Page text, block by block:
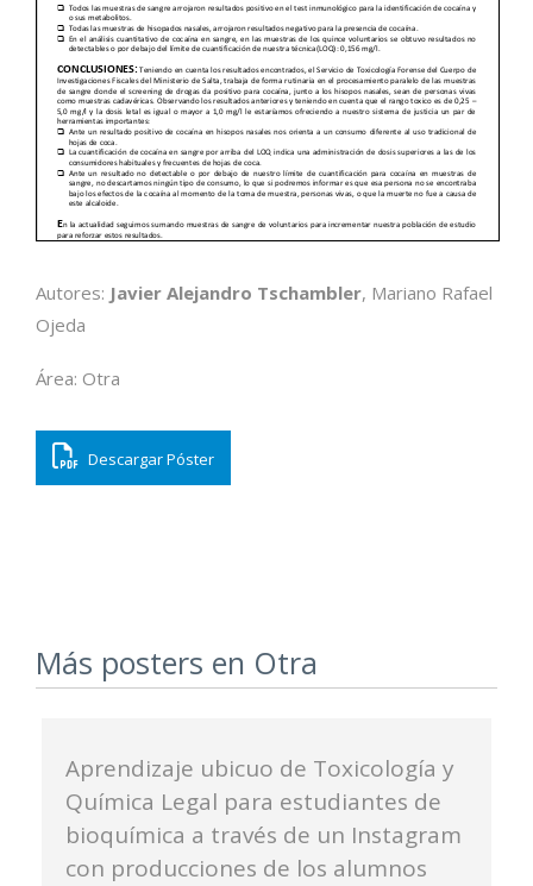
Autores: Javier Alejandro Tschambler, Mariano Rafael
Ojeda
Área: Otra
Descargar Póster
Más posters en Otra
Aprendizaje ubicuo de Toxicología y
Química Legal para estudiantes de
bioquímica a través de un Instagram
con producciones de los alumnos